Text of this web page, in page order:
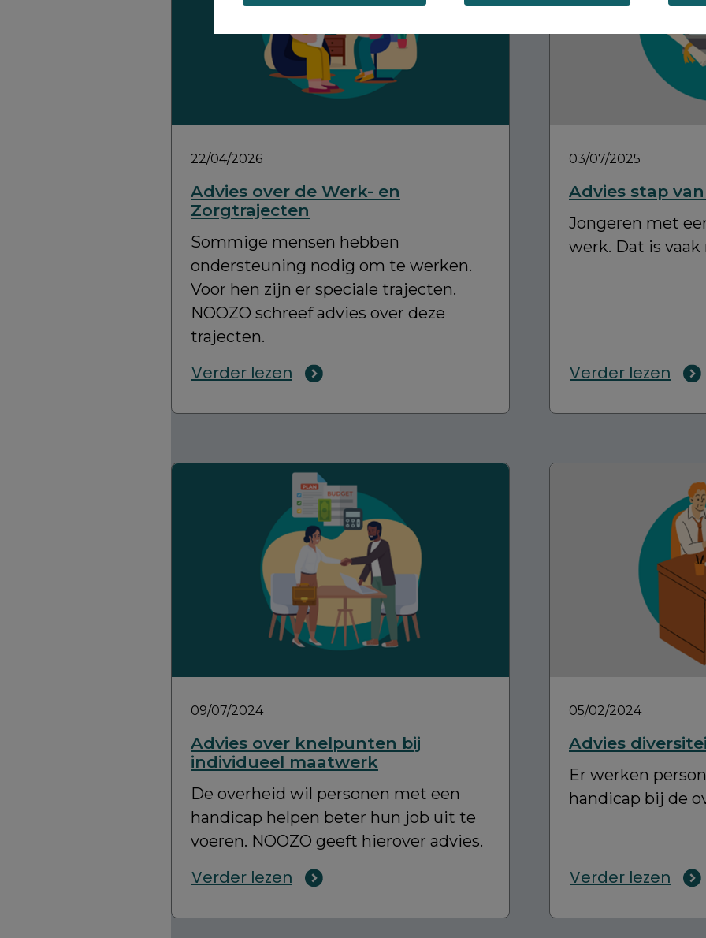
22/04/2026
Advies over de Werk- en
Zorgtrajecten
Sommige mensen hebben
ondersteuning nodig om te werken.
Voor hen zijn er speciale trajecten.
NOOZO schreef advies over deze
trajecten.
Verder lezen
03/07/2025
Advies stap
Jongeren met
werk. Dat is
Verder lezen
09/07/2024
Advies over knelpunten bij
individueel maatwerk
De overheid wil personen met een
handicap helpen beter hun job uit te
voeren. NOOZO geeft hierover advies.
Verder lezen
05/02/2024
Advies
Er werken
handicap bij de
Verder lezen